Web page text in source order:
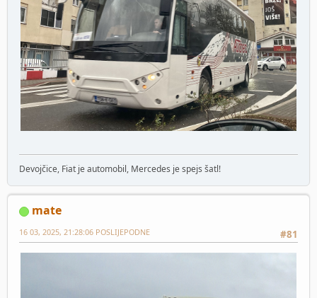
Devojčice, Fiat je automobil, Mercedes je spejs šatl!
mate
#81
16 03, 2025, 21:28:06 POSLIJEPODNE